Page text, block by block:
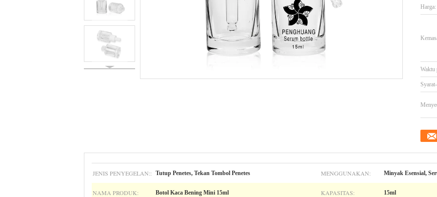
Harga:
Waktu
JENIS PENYEGELAN:: Tutup Penetes, Tekan Tombol Penetes MENGGUNAKAN: Minyak Esensial,
NAMA PRODUK: Botol Kaca Bening Mini 15ml KAPASITAS: 15ml